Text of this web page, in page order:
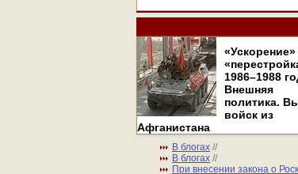
«Ускорение»
1986–1988
Внешняя
политика.
войск из
Афганистана
В блогах //
В блогах //
При внесении закона о